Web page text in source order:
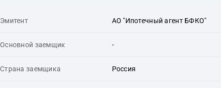
Эмитент АО "Ипотечный агент БФКО"
Основной заемщик -
Страна заемщика Россия